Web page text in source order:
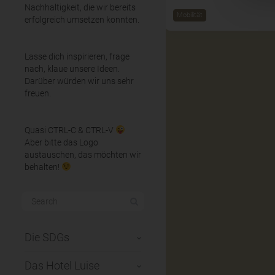
Nachhaltigkeit, die wir bereits
erfolgreich umsetzen konnten.
Lasse dich inspirieren, frage
nach, klaue unsere Ideen.
Darüber würden wir uns sehr
freuen.
Quasi CTRL-C & CTRL-V
Aber bitte das Logo
austauschen, das möchten wir
behalten!
Die SDGs
Das Hotel Luise
Mobilität